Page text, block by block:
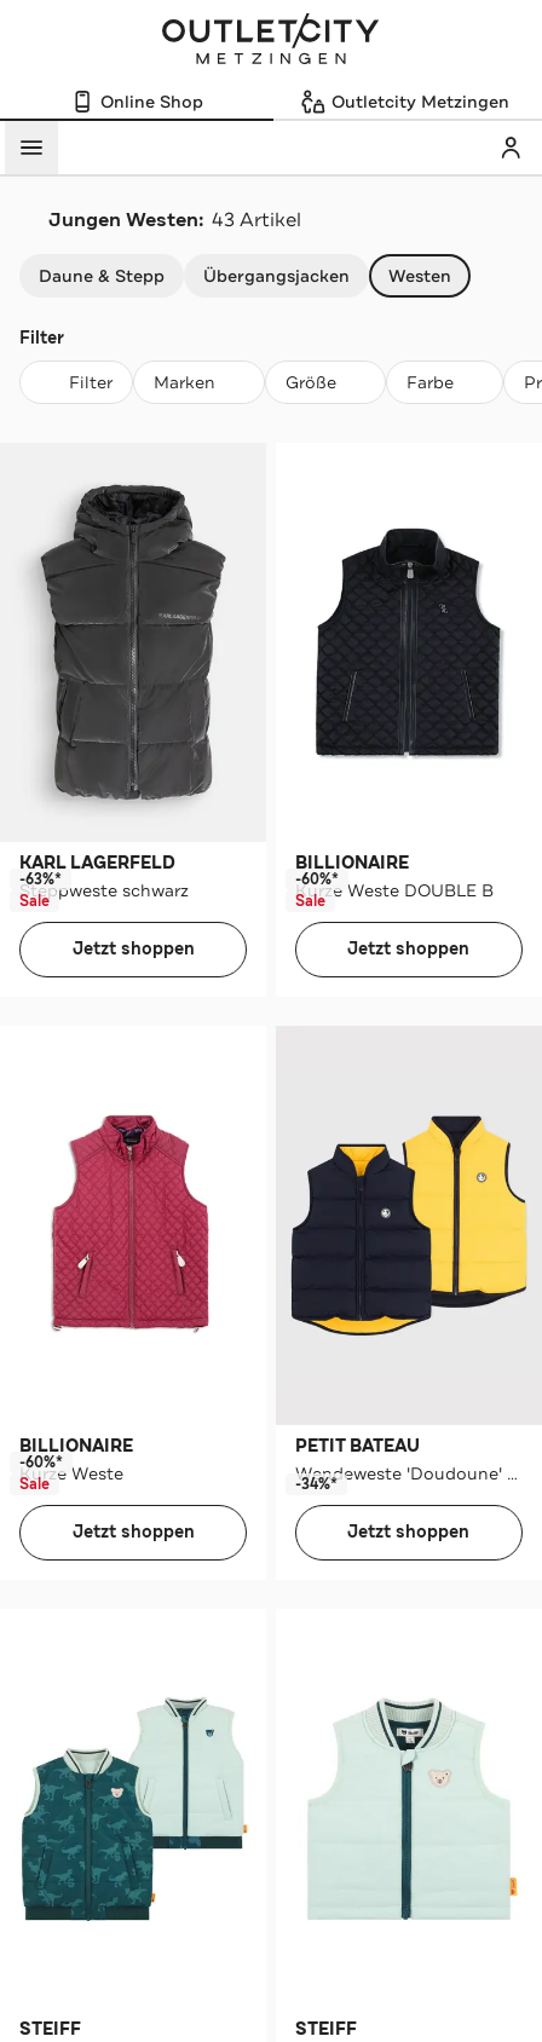
Online Shop Outletcity Metzingen
Menü
Jungen Westen: 43 Artikel
Daune & Stepp Übergangsjacken Westen
Filter
Filter Marken Größe Farbe
KARL LAGERFELD
Steppweste schwarz
-63%*
Sale
Jetzt shoppen
BILLIONAIRE
Kurze Weste DOUBLE B
-60%*
Sale
Jetzt shoppen
BILLIONAIRE
Kurze Weste
-60%*
Sale
Jetzt shoppen
PETIT BATEAU
Wendeweste 'Doudoune' mehrfarbig
-34%*
Jetzt shoppen
STEIFF STEIFF